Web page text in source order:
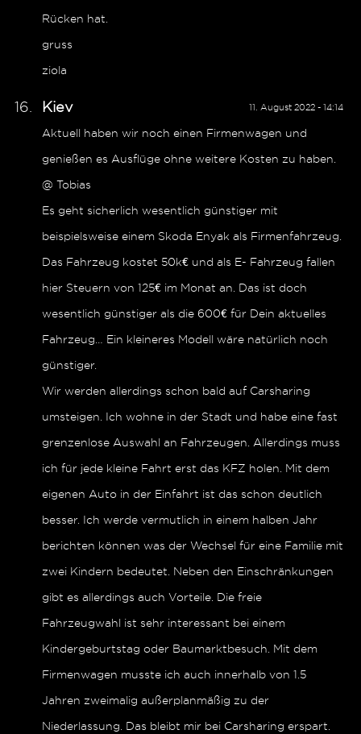
Rücken hat.
gruss
ziola
11. August 2022 - 14:14
Kiev
Aktuell haben wir noch einen Firmenwagen und
genießen es Ausflüge ohne weitere Kosten zu haben.
@ Tobias
Es geht sicherlich wesentlich günstiger mit
beispielsweise einem Skoda Enyak als Firmenfahrzeug.
Das Fahrzeug kostet 50k€ und als E- Fahrzeug fallen
hier Steuern von 125€ im Monat an. Das ist doch
wesentlich günstiger als die 600€ für Dein aktuelles
Fahrzeug… Ein kleineres Modell wäre natürlich noch
günstiger.
Wir werden allerdings schon bald auf Carsharing
umsteigen. Ich wohne in der Stadt und habe eine fast
grenzenlose Auswahl an Fahrzeugen. Allerdings muss
ich für jede kleine Fahrt erst das KFZ holen. Mit dem
eigenen Auto in der Einfahrt ist das schon deutlich
besser. Ich werde vermutlich in einem halben Jahr
berichten können was der Wechsel für eine Familie mit
zwei Kindern bedeutet. Neben den Einschränkungen
gibt es allerdings auch Vorteile. Die freie
Fahrzeugwahl ist sehr interessant bei einem
Kindergeburtstag oder Baumarktbesuch. Mit dem
Firmenwagen musste ich auch innerhalb von 1.5
Jahren zweimalig außerplanmäßig zu der
Niederlassung. Das bleibt mir bei Carsharing erspart.